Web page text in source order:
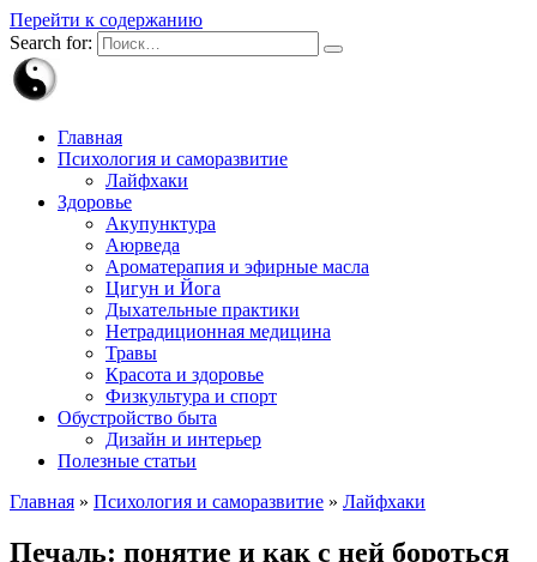
Перейти к содержанию
Search for:
Главная
Психология и саморазвитие
Лайфхаки
Здоровье
Акупунктура
Аюрведа
Ароматерапия и эфирные масла
Цигун и Йога
Дыхательные практики
Нетрадиционная медицина
Травы
Красота и здоровье
Физкультура и спорт
Обустройство быта
Дизайн и интерьер
Полезные статьи
Главная » Психология и саморазвитие » Лайфхаки
Печаль: понятие и как с ней бороться